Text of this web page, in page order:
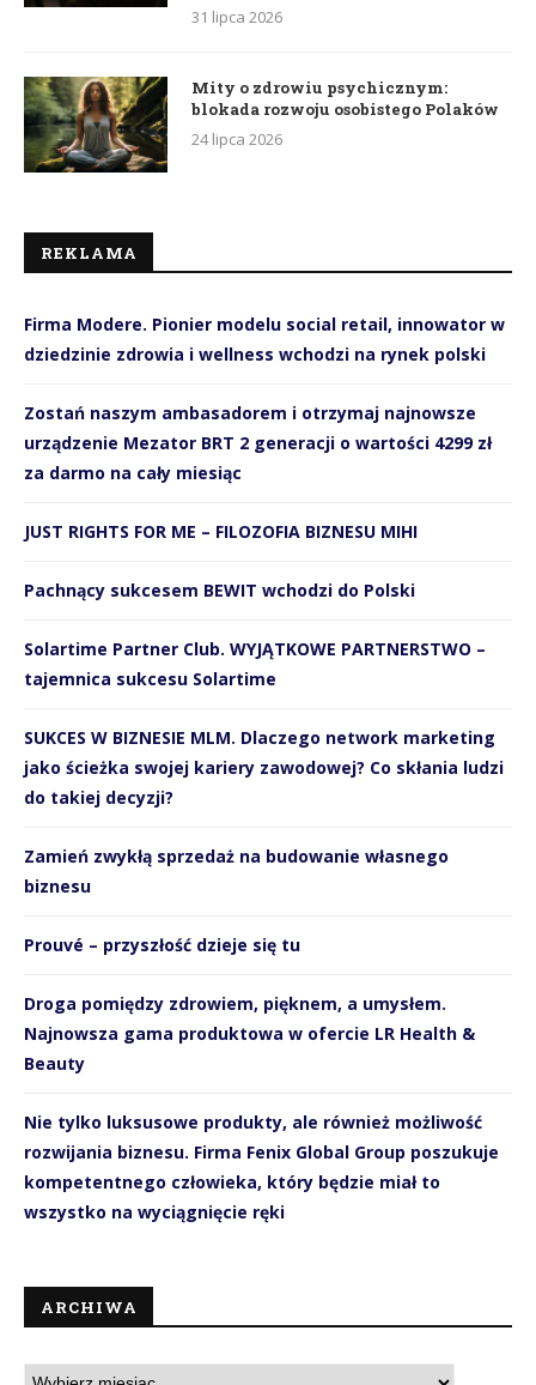
31 lipca 2026
Mity o zdrowiu psychicznym:
blokada rozwoju osobistego Polaków
24 lipca 2026
REKLAMA
Firma Modere. Pionier modelu social retail, innowator w
dziedzinie zdrowia i wellness wchodzi na rynek polski
Zostań naszym ambasadorem i otrzymaj najnowsze
urządzenie Mezator BRT 2 generacji o wartości 4299 zł
za darmo na cały miesiąc
JUST RIGHTS FOR ME – FILOZOFIA BIZNESU MIHI
Pachnący sukcesem BEWIT wchodzi do Polski
Solartime Partner Club. WYJĄTKOWE PARTNERSTWO –
tajemnica sukcesu Solartime
SUKCES W BIZNESIE MLM. Dlaczego network marketing
jako ścieżka swojej kariery zawodowej? Co skłania ludzi
do takiej decyzji?
Zamień zwykłą sprzedaż na budowanie własnego
biznesu
Prouvé – przyszłość dzieje się tu
Droga pomiędzy zdrowiem, pięknem, a umysłem.
Najnowsza gama produktowa w ofercie LR Health &
Beauty
Nie tylko luksusowe produkty, ale również możliwość
rozwijania biznesu. Firma Fenix Global Group poszukuje
kompetentnego człowieka, który będzie miał to
wszystko na wyciągnięcie ręki
ARCHIWA